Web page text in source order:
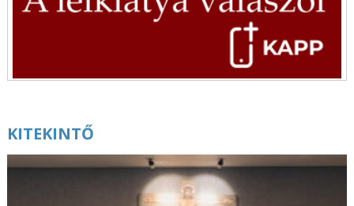
Egy hivatás beteljesülése és elindulása – Pappá
szentelték Budai János görögkatolikus
Dél-afrikai jezsuita provinciális: Fiatalok vagyunk,
Kocsis Fülöp metropolita levele Hegedűs Zsolt
egészségügyi miniszternek
Az ember Istenhez vezető útja
KITEKINTŐ